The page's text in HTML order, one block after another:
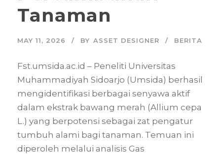
Tanaman
MAY 11, 2026 BY ASSET DESIGNER BERITA
Fst.umsida.ac.id – Peneliti Universitas
Muhammadiyah Sidoarjo (Umsida) berhasil
mengidentifikasi berbagai senyawa aktif
dalam ekstrak bawang merah (Allium cepa
L.) yang berpotensi sebagai zat pengatur
tumbuh alami bagi tanaman. Temuan ini
diperoleh melalui analisis Gas